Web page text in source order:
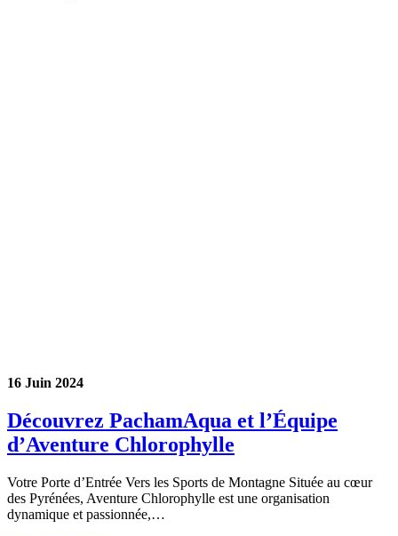
16 Juin 2024
Découvrez PachamAqua et l’Équipe
d’Aventure Chlorophylle
Votre Porte d’Entrée Vers les Sports de Montagne Située au cœur
des Pyrénées, Aventure Chlorophylle est une organisation
dynamique et passionnée,…